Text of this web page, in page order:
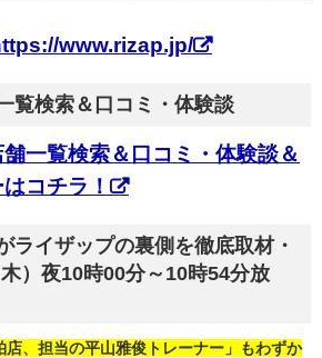
www.rizap.jp/
覧検索＆口コミ・体験談
一覧検索＆口コミ・体験談＆
コチラ！
ライザップの裏側を徹底取材・
）夜10時00分～10時54分放
、担当の平山雅俊トレーナー」もわずか